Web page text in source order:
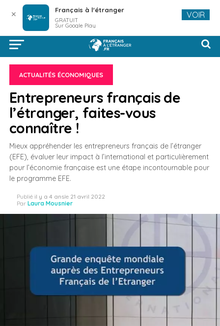
ACTUALITÉS ÉCONOMIQUES
Entrepreneurs français de
l’étranger, faites-vous
connaître !
Mieux appréhender les entrepreneurs français de l’étranger
(EFE), évaluer leur impact à l’international et particulièrement
pour l’économie française est une étape incontournable pour
le programme EFE.
Publié il y a 4 ansle 21 avril 2022
Par Laura Mousnier
✕ Français à l'étranger
GRATUIT
Sur Google Play
VOIR